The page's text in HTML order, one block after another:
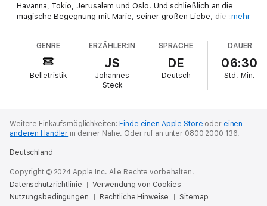
Havanna, Tokio, Jerusalem und Oslo. Und schließlich an die
magische Begegnung mit Marie, seiner großen Liebe, die sein
Das gleichnamige Buch ist im Carl Hanser Verlag erschienen.
mehr
GENRE
Belletristik
ERZÄHLER:IN
JS
Johannes
Steck
SPRACHE
DE
Deutsch
DAUER
06:30
Std. Min.
Weitere Einkaufsmöglichkeiten:Finde einen Apple Store oder einen
anderen Händler in deiner Nähe. Oder ruf an unter 0800 2000 136.
Deutschland
Copyright © 2024 Apple Inc. Alle Rechte vorbehalten.
Datenschutzrichtlinie
Verwendung von Cookies
Nutzungsbedingungen
Rechtliche Hinweise Sitemap